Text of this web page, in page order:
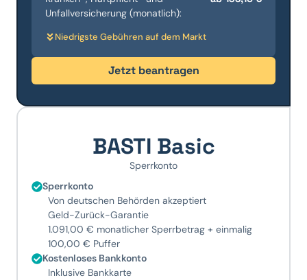
BASTI Basic
Sperrkonto
Sperrkonto
Von deutschen Behörden akzeptiert
Geld-Zurück-Garantie
1.091,00 € monatlicher Sperrbetrag + einmalig
100,00 € Puffer
Kostenloses Bankkonto
Inklusive Bankkarte
Unfallversicherung (monatlich):
Niedrigste Gebühren auf dem Markt
Jetzt beantragen